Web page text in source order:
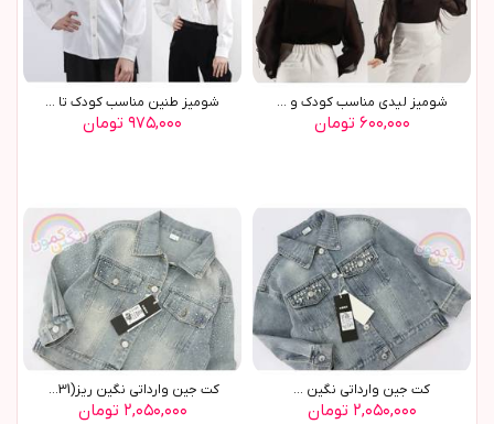
شوميز ليدي مناسب کودک و ...
۶۰۰,۰۰۰ تومان
شوميز طنين مناسب کودک تا ...
۹۷۵,۰۰۰ تومان
کت جين وارداتي نگين ...
۲,۰۵۰,۰۰۰ تومان
کت جين وارداتي نگين ريز(9631)
۲,۰۵۰,۰۰۰ تومان